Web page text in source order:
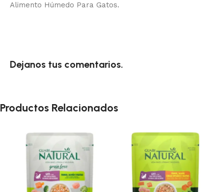
Alimento Húmedo Para Gatos.
Dejanos tus comentarios.
Productos Relacionados